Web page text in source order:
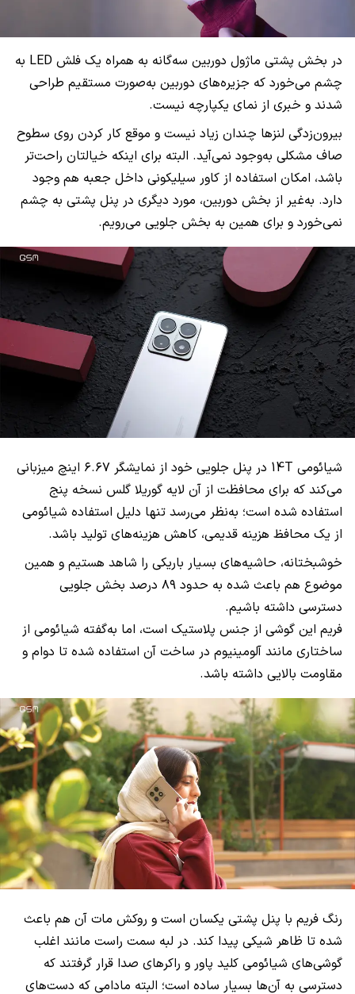
در بخش پشتی ماژول دوربین سه‌گانه به همراه یک فلش LED به
چشم می‌خورد که جزیره‌های دوربین به‌صورت مستقیم طراحی
شدند و خبری از نمای یکپارچه نیست.
بیرون‌زدگی لنزها چندان زیاد نیست و موقع کار کردن روی سطوح
صاف مشکلی به‌وجود نمی‌آید. البته برای اینکه خیالتان راحت‌تر
باشد، امکان استفاده از کاور سیلیکونی داخل جعبه هم وجود
دارد. به‌غیر از بخش دوربین، مورد دیگری در پنل پشتی به چشم
نمی‌خورد و برای همین به بخش جلویی می‌رویم.
شیائومی 14T در پنل جلویی خود از نمایشگر ۶.۶۷ اینچ میزبانی
می‌کند که برای محافظت از آن لایه گوریلا گلس نسخه پنج
استفاده شده است؛ به‌نظر می‌رسد تنها دلیل استفاده شیائومی
از یک محافظ هزینه قدیمی، کاهش هزینه‌های تولید باشد.
خوشبختانه، حاشیه‌های بسیار باریکی را شاهد هستیم و همین
موضوع هم باعث شده به حدود ۸۹ درصد بخش جلویی
دسترسی داشته باشیم.
فریم این گوشی از جنس پلاستیک است، اما به‌گفته شیائومی از
ساختاری مانند آلومینیوم در ساخت آن استفاده شده تا دوام و
مقاومت بالایی داشته باشد.
رنگ فریم با پنل پشتی یکسان است و روکش مات آن هم باعث
شده تا ظاهر شیکی پیدا کند. در لبه سمت راست مانند اغلب
گوشی‌های شیائومی کلید پاور و راکرهای صدا قرار گرفتند که
دسترسی به آن‌ها بسیار ساده است؛ البته مادامی که دست‌های